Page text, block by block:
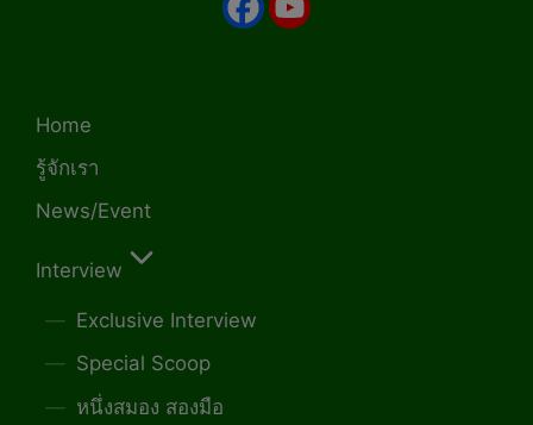
Home
รู้จักเรา
News/Event
Interview
Exclusive Interview
Special Scoop
หนึ่งสมอง สองมือ